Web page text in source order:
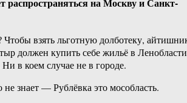
распространяться на Москву и Санкт-
взять льготную долботеку,
должен купить себе жильё в
в коем случае не в городе.
не знает — Рублёвка это мособласть.